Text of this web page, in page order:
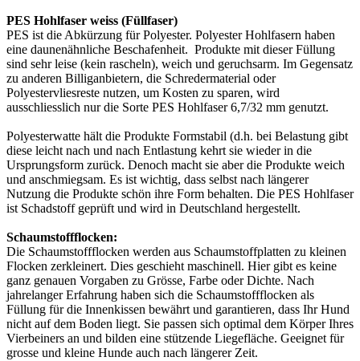
PES Hohlfaser weiss (Füllfaser)
PES ist die Abkürzung für Polyester. Polyester Hohlfasern haben
eine daunenähnliche Beschafenheit. Produkte mit dieser Füllung
sind sehr leise (kein rascheln), weich und geruchsarm. Im Gegensatz
zu anderen Billiganbietern, die Schredermaterial oder
Polyestervliesreste nutzen, um Kosten zu sparen, wird
ausschliesslich nur die Sorte PES Hohlfaser 6,7/32 mm genutzt.
Polyesterwatte hält die Produkte Formstabil (d.h. bei Belastung gibt
diese leicht nach und nach Entlastung kehrt sie wieder in die
Ursprungsform zurück. Denoch macht sie aber die Produkte weich
und anschmiegsam. Es ist wichtig, dass selbst nach längerer
Nutzung die Produkte schön ihre Form behalten. Die PES Hohlfaser
ist Schadstoff geprüft und wird in Deutschland hergestellt.
Schaumstoffflocken:
Die Schaumstoffflocken werden aus Schaumstoffplatten zu kleinen
Flocken zerkleinert. Dies geschieht maschinell. Hier gibt es keine
ganz genauen Vorgaben zu Grösse, Farbe oder Dichte. Nach
jahrelanger Erfahrung haben sich die Schaumstoffflocken als
Füllung für die Innenkissen bewährt und garantieren, dass Ihr Hund
nicht auf dem Boden liegt. Sie passen sich optimal dem Körper Ihres
Vierbeiners an und bilden eine stützende Liegefläche. Geeignet für
grosse und kleine Hunde auch nach längerer Zeit.